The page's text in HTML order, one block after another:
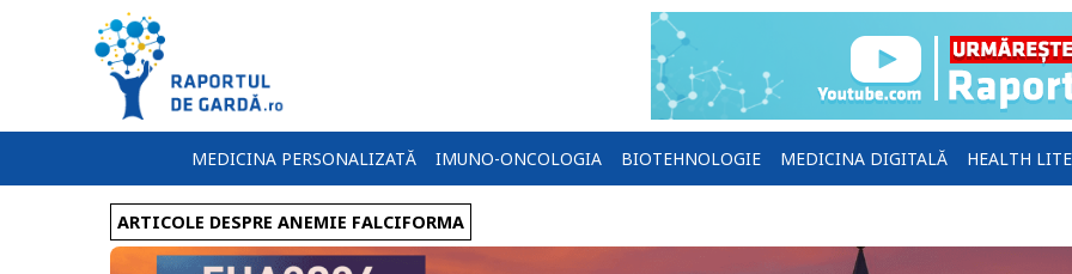
MEDICINA PERSONALIZATĂ IMUNO-ONCOLOGIA BIOTEHNOLOGIE MEDICINA DIGITALĂ HEALTH
ARTICOLE DESPRE ANEMIE FALCIFORMA